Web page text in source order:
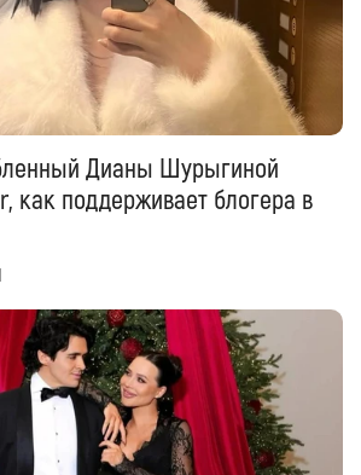
Дианы Шурыгиной
как поддерживает блогера в